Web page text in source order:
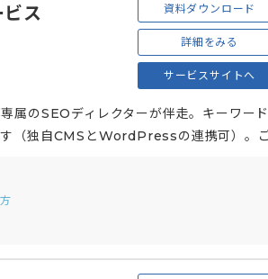
ス 資料ダウンロード
詳細をみる
サービスサイトへ
属のSEOディレクターが伴走。キーワー
す（独自CMSとWordPressの連携可）。